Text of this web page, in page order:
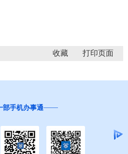
收藏
部手机办事通